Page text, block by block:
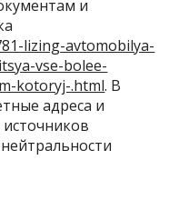
и
lizing-avtomobilya-
vse-bolee-
kotoryj-.html. В
адреса и